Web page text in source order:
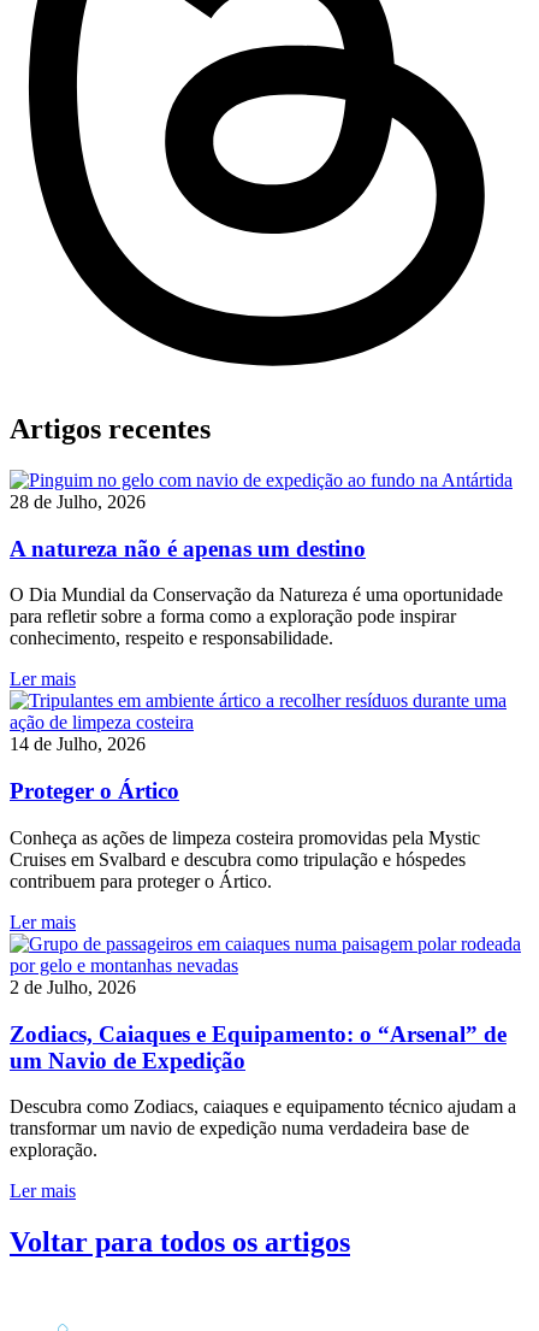
Artigos recentes
28 de Julho, 2026
A natureza não é apenas um destino
O Dia Mundial da Conservação da Natureza é uma oportunidade
para refletir sobre a forma como a exploração pode inspirar
conhecimento, respeito e responsabilidade.
Ler mais
14 de Julho, 2026
Proteger o Ártico
Conheça as ações de limpeza costeira promovidas pela Mystic
Cruises em Svalbard e descubra como tripulação e hóspedes
contribuem para proteger o Ártico.
Ler mais
2 de Julho, 2026
Zodiacs, Caiaques e Equipamento: o “Arsenal” de
um Navio de Expedição
Descubra como Zodiacs, caiaques e equipamento técnico ajudam a
transformar um navio de expedição numa verdadeira base de
exploração.
Ler mais
Voltar para todos os artigos